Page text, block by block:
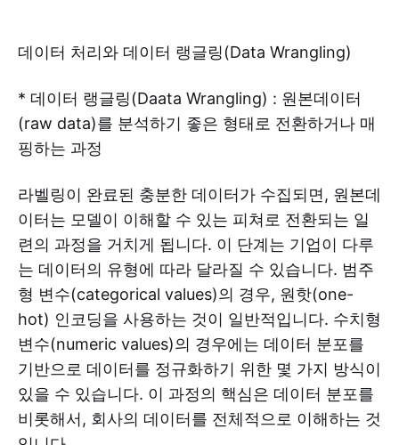
데이터 처리와 데이터 랭글링(Data Wrangling)
* 데이터 랭글링(Daata Wrangling) : 원본데이터
(raw data)를 분석하기 좋은 형태로 전환하거나 매
핑하는 과정
라벨링이 완료된 충분한 데이터가 수집되면, 원본데
이터는 모델이 이해할 수 있는 피쳐로 전환되는 일
련의 과정을 거치게 됩니다. 이 단계는 기업이 다루
는 데이터의 유형에 따라 달라질 수 있습니다. 범주
형 변수(categorical values)의 경우, 원핫(one-
hot) 인코딩을 사용하는 것이 일반적입니다. 수치형
변수(numeric values)의 경우에는 데이터 분포를
기반으로 데이터를 정규화하기 위한 몇 가지 방식이
있을 수 있습니다. 이 과정의 핵심은 데이터 분포를
비롯해서, 회사의 데이터를 전체적으로 이해하는 것